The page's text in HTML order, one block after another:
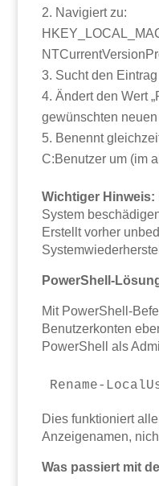
Navigiert zu:
Sucht den
Ändert den Wert
gewünschten neuen
Benennt
C:Benutzer um (im
Wichtiger Hinweis:
System
Erstellt vorher
PowerShell-
Mit PowerShell-
Benutzerkonten
PowerShell als
Dies funktioniert
Anzeigenamen,
Was passiert mit